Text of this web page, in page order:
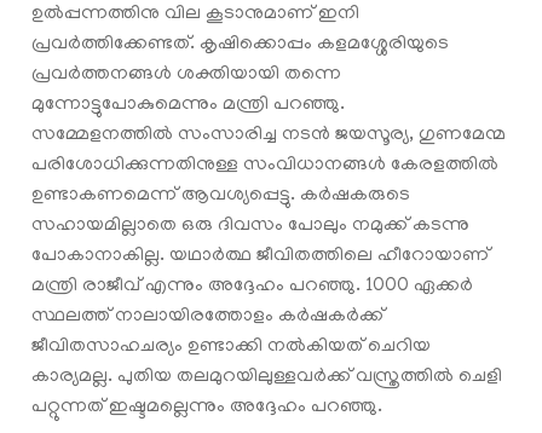
ഉൽപ്പന്നത്തിനു വില കൂടാനുമാണ് ഇനി
പ്രവർത്തിക്കേണ്ടത്. കൃഷിക്കൊപ്പം കളമശ്ശേരിയുടെ
പ്രവർത്തനങ്ങൾ ശക്തിയായി തന്നെ
മുന്നോട്ടുപോകുമെന്നും മന്ത്രി പറഞ്ഞു.
സമ്മേളനത്തിൽ സംസാരിച്ച നടൻ ജയസൂര്യ, ഗുണമേന്മ
പരിശോധിക്കുന്നതിനുള്ള സംവിധാനങ്ങൾ കേരളത്തിൽ
ഉണ്ടാകണമെന്ന് ആവശ്യപ്പെട്ടു. കർഷകരുടെ
സഹായമില്ലാതെ ഒരു ദിവസം പോലും നമുക്ക് കടന്നു
പോകാനാകില്ല. യഥാർത്ഥ ജീവിതത്തിലെ ഹീറോയാണ്
മന്ത്രി രാജീവ്‌ എന്നും അദ്ദേഹം പറഞ്ഞു. 1000 ഏക്കർ
സ്ഥലത്ത് നാലായിരത്തോളം കർഷകർക്ക്
ജീവിതസാഹചര്യം ഉണ്ടാക്കി നൽകിയത് ചെറിയ
കാര്യമല്ല. പുതിയ തലമുറയിലുള്ളവർക്ക് വസ്ത്രത്തിൽ ചെളി
പറ്റുന്നത് ഇഷ്ടമല്ലെന്നും അദ്ദേഹം പറഞ്ഞു.